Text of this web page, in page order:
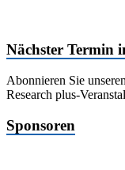
Nächster Termin
Abonnieren Sie unseren
Research plus-
Sponsoren